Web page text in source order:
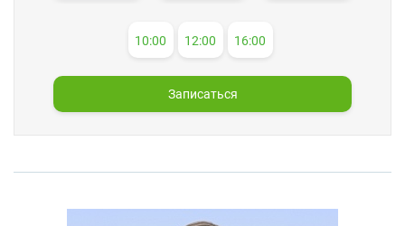
10:00 12:00 16:00
Записаться